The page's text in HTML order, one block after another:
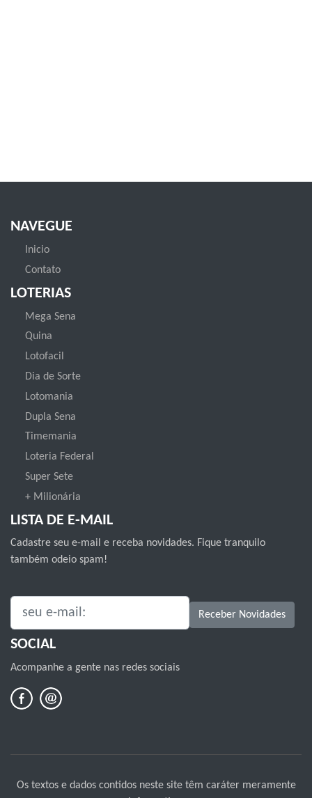
NAVEGUE
Inicio
Contato
LOTERIAS
Mega Sena
Quina
Lotofacil
Dia de Sorte
Lotomania
Dupla Sena
Timemania
Loteria Federal
Super Sete
+ Milionária
LISTA DE E-MAIL
Cadastre seu e-mail e receba novidades. Fique tranquilo
também odeio spam!
SEU E-MAIL: Receber Novidades
SOCIAL
Acompanhe a gente nas redes sociais
Os textos e dados contidos neste site têm caráter meramente